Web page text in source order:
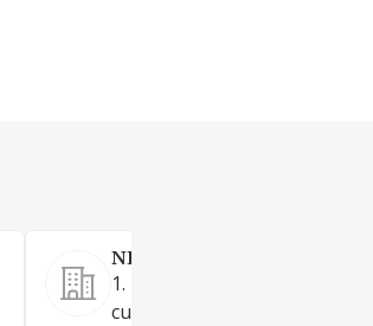
NEW INVERSIA SL.
1. La suscripción o
cualquier medio lítito, y la